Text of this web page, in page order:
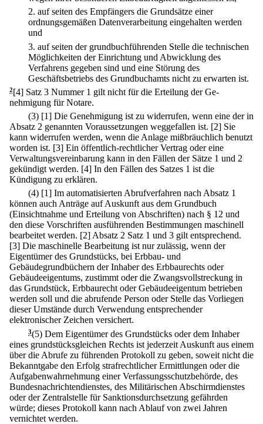
2. auf seiten des Empfängers die Grundsätze einer
ordnungsgemäßen Datenverarbeitung eingehalten werden
und
3. auf seiten der grundbuchführenden Stelle die technischen
Möglichkeiten der Einrichtung und Abwicklung des
Verfahrens gegeben sind und eine Störung des
Geschäftsbetriebs des Grundbuchamts nicht zu erwarten ist.
2[4] Satz 3 Nummer 1 gilt nicht für die Erteilung der Ge-
nehmigung für Notare.
(3) [1] Die Genehmigung ist zu widerrufen, wenn eine der in
Absatz 2 genannten Voraussetzungen weggefallen ist. [2] Sie
kann widerrufen werden, wenn die Anlage mißbräuchlich benutzt
worden ist. [3] Ein öffentlich-rechtlicher Vertrag oder eine
Verwaltungsvereinbarung kann in den Fällen der Sätze 1 und 2
gekündigt werden. [4] In den Fällen des Satzes 1 ist die
Kündigung zu erklären.
(4) [1] Im automatisierten Abrufverfahren nach Absatz 1
können auch Anträge auf Auskunft aus dem Grundbuch
(Einsichtnahme und Erteilung von Abschriften) nach § 12 und
den diese Vorschriften ausführenden Bestimmungen maschinell
bearbeitet werden. [2] Absatz 2 Satz 1 und 3 gilt entsprechend.
[3] Die maschinelle Bearbeitung ist nur zulässig, wenn der
Eigentümer des Grundstücks, bei Erbbau- und
Gebäudegrundbüchern der Inhaber des Erbbaurechts oder
Gebäudeeigentums, zustimmt oder die Zwangsvollstreckung in
das Grundstück, Erbbaurecht oder Gebäudeeigentum betrieben
werden soll und die abrufende Person oder Stelle das Vorliegen
dieser Umstände durch Verwendung entsprechender
elektronischer Zeichen versichert.
3(5) Dem Eigentümer des Grundstücks oder dem Inhaber
eines grundstücksgleichen Rechts ist jederzeit Auskunft aus einem
über die Abrufe zu führenden Protokoll zu geben, soweit nicht die
Bekanntgabe den Erfolg strafrechtlicher Ermittlungen oder die
Aufgabenwahrnehmung einer Verfassungsschutzbehörde, des
Bundesnachrichtendienstes, des Militärischen Abschirmdienstes
oder der Zentralstelle für Sanktionsdurchsetzung gefährden
würde; dieses Protokoll kann nach Ablauf von zwei Jahren
vernichtet werden.